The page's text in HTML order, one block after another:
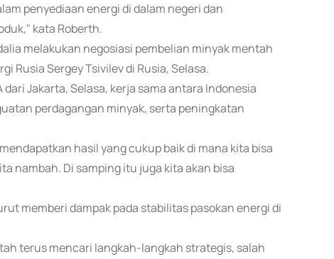
penyediaan energi di dalam negeri dan
kata Roberth.
melakukan negosiasi pembelian minyak mentah
Rusia Sergey Tsivilev di Rusia, Selasa.
Jakarta, Selasa, kerja sama antara Indonesia
perdagangan minyak, serta peningkatan
hasil yang cukup baik di mana kita bisa
nambah. Di samping itu juga kita akan bisa
memberi dampak pada stabilitas pasokan energi di
terus mencari langkah-langkah strategis, salah